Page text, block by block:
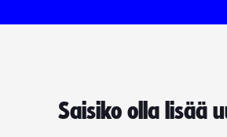
Saisiko olla lisää